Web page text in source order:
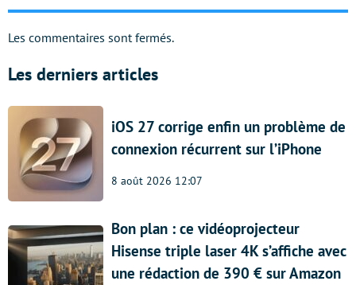
Les commentaires sont fermés.
Les derniers articles
iOS 27 corrige enfin un problème de
connexion récurrent sur l’iPhone
8 août 2026 12:07
Bon plan : ce vidéoprojecteur
Hisense triple laser 4K s’affiche avec
une rédaction de 390 € sur Amazon